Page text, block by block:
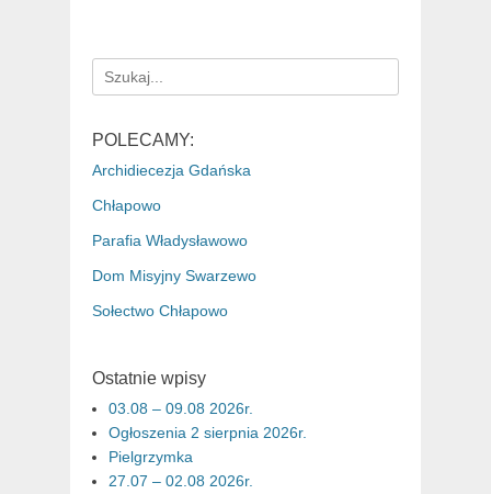
Search
for:
POLECAMY:
Archidiecezja Gdańska
Chłapowo
Parafia Władysławowo
Dom Misyjny Swarzewo
Sołectwo Chłapowo
Ostatnie wpisy
03.08 – 09.08 2026r.
Ogłoszenia 2 sierpnia 2026r.
Pielgrzymka
27.07 – 02.08 2026r.